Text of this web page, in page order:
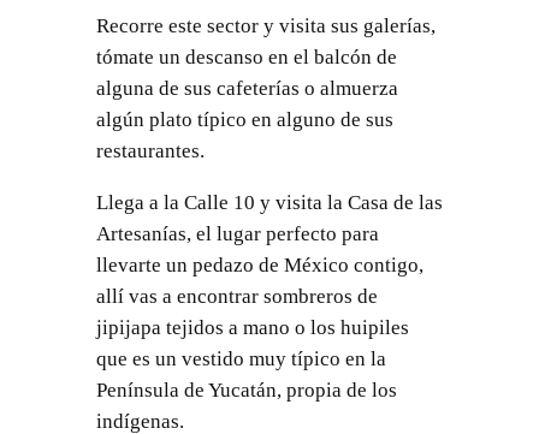
Recorre este sector y visita sus galerías,
tómate un descanso en el balcón de
alguna de sus cafeterías o almuerza
algún plato típico en alguno de sus
restaurantes.
Llega a la Calle 10 y visita la Casa de las
Artesanías, el lugar perfecto para
llevarte un pedazo de México contigo,
allí vas a encontrar sombreros de
jipijapa tejidos a mano o los huipiles
que es un vestido muy típico en la
Península de Yucatán, propia de los
indígenas.